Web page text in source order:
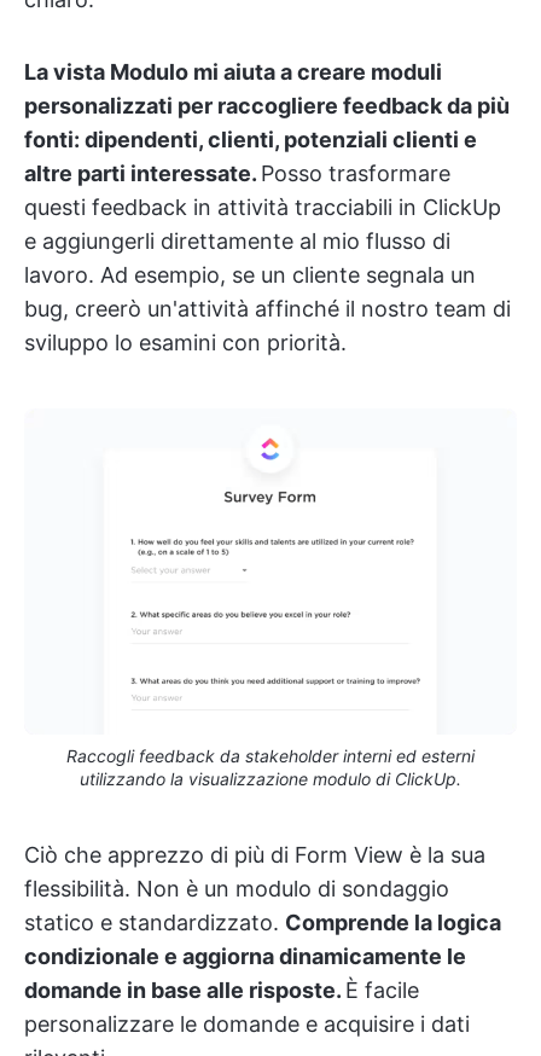
La vista Modulo mi aiuta a creare moduli
personalizzati per raccogliere feedback da più
fonti: dipendenti, clienti, potenziali clienti e
altre parti interessate. Posso trasformare
questi feedback in attività tracciabili in ClickUp
e aggiungerli direttamente al mio flusso di
lavoro. Ad esempio, se un cliente segnala un
bug, creerò un'attività affinché il nostro team di
sviluppo lo esamini con priorità.
Raccogli feedback da stakeholder interni ed esterni
utilizzando la visualizzazione modulo di ClickUp.
Ciò che apprezzo di più di Form View è la sua
flessibilità. Non è un modulo di sondaggio
statico e standardizzato. Comprende la logica
condizionale e aggiorna dinamicamente le
domande in base alle risposte. È facile
personalizzare le domande e acquisire i dati